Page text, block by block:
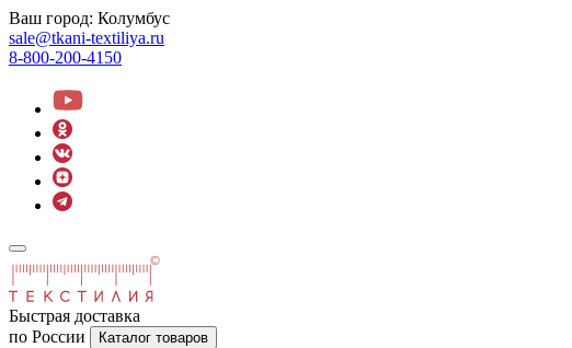
Ваш город: Колумбус
sale@tkani-textiliya.ru
8-800-200-4150
Быстрая доставка
по России
Каталог товаров